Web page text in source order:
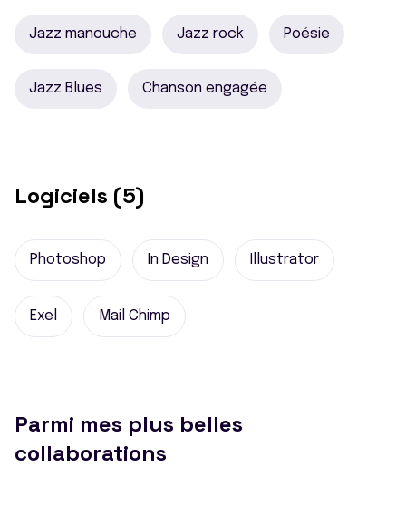
Jazz manouche Jazz rock Poésie
Jazz Blues Chanson engagée
Logiciels (5)
Photoshop In Design Illustrator
Exel Mail Chimp
Parmi mes plus belles
collaborations